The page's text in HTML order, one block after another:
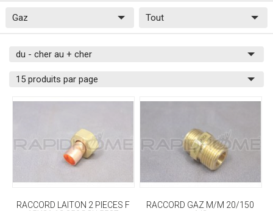
RACCORD LAITON 2 PIECES F
RACCORD GAZ M/M 20/150